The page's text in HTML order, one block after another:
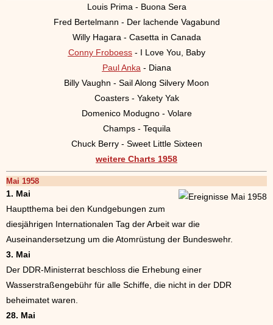
Louis Prima - Buona Sera
Fred Bertelmann - Der lachende Vagabund
Willy Hagara - Casetta in Canada
Conny Froboess- I Love You, Baby
Paul Anka - Diana
Billy Vaughn - Sail Along Silvery Moon
Coasters - Yakety Yak
Domenico Modugno - Volare
Champs - Tequila
Chuck Berry - Sweet Little Sixteen
weitere Charts 1958
Mai 1958
1. Mai
Hauptthema bei den Kundgebungen zum
diesjährigen Internationalen Tag der Arbeit war die
Auseinandersetzung um die Atomrüstung der Bundeswehr.
3. Mai
Der DDR-Ministerrat beschloss die Erhebung einer
Wasserstraßengebühr für alle Schiffe, die nicht in der DDR
beheimatet waren.
28. Mai